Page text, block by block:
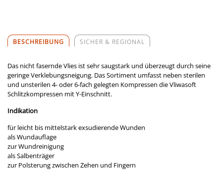
BESCHREIBUNG SICHER & REGIONAL
Das nicht fasernde Vlies ist sehr saugstark und überzeugt durch seine
geringe Verklebungsneigung. Das Sortiment umfasst neben sterilen
und unsterilen 4- oder 6-fach gelegten Kompressen die Vliwasoft
Schlitzkompressen mit Y-Einschnitt.
Indikation
für leicht bis mittelstark exsudierende Wunden
als Wundauflage
zur Wundreinigung
als Salbenträger
zur Polsterung zwischen Zehen und Fingern